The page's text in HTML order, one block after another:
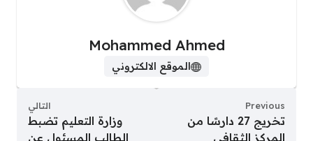
Mohammed Ahmed
الموقع الالكتروني
Previous
تخريج 27 دارسًا من
المركز الثقافي
التالي
وزارة التعليم تضبط
الطالب المسئول عن